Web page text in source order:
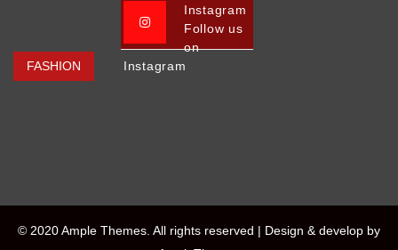
FASHION
Instagram
Follow us
on
Instagram
© 2020 Ample Themes. All rights reserved | Design & develop by